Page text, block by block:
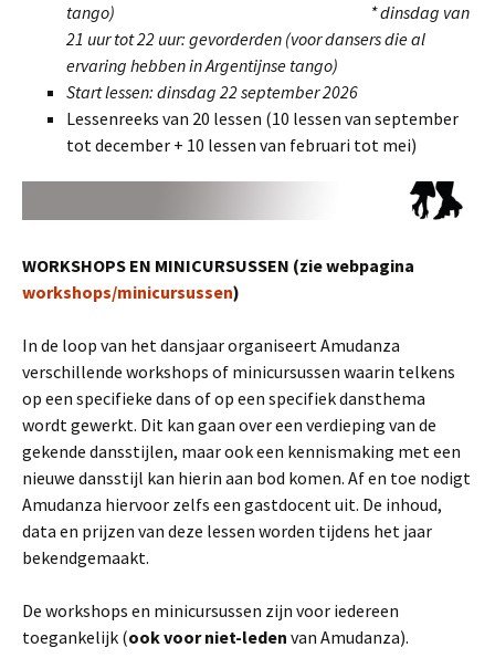
tango) * dinsdag van
21 uur tot 22 uur: gevorderden (voor dansers die al
ervaring hebben in Argentijnse tango)
Start lessen: dinsdag 22 september 2026
Lessenreeks van 20 lessen (10 lessen van september
tot december + 10 lessen van februari tot mei)
WORKSHOPS EN MINICURSUSSEN (zie webpagina
workshops/minicursussen)
In de loop van het dansjaar organiseert Amudanza
verschillende workshops of minicursussen waarin telkens
op een specifieke dans of op een specifiek dansthema
wordt gewerkt. Dit kan gaan over een verdieping van de
gekende dansstijlen, maar ook een kennismaking met een
nieuwe dansstijl kan hierin aan bod komen. Af en toe nodigt
Amudanza hiervoor zelfs een gastdocent uit. De inhoud,
data en prijzen van deze lessen worden tijdens het jaar
bekendgemaakt.
De workshops en minicursussen zijn voor iedereen
toegankelijk (ook voor niet-leden van Amudanza).